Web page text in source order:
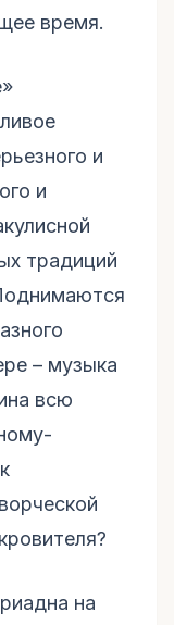
время.
и
и
традиций
– музыка
всю
на